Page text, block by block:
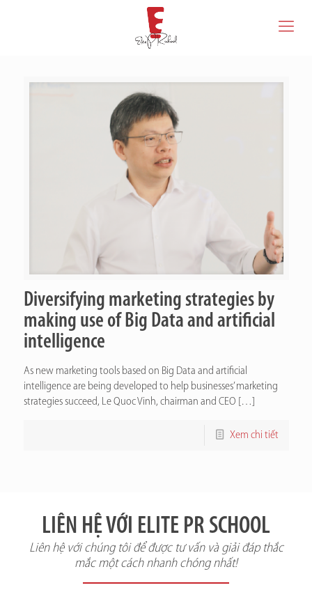
Diversifying marketing strategies by
making use of Big Data and artificial
intelligence
As new marketing tools based on Big Data and artificial
intelligence are being developed to help businesses’ marketing
strategies succeed, Le Quoc Vinh, chairman and CEO […]
Xem chi tiết
LIÊN HỆ VỚI ELITE PR SCHOOL
Liên hệ với chúng tôi để được tư vấn và giải đáp thắc
mắc một cách nhanh chóng nhất!